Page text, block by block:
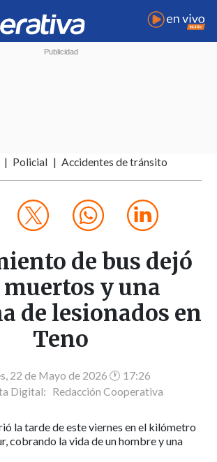
Policial Accidentes de tránsito
de bus dejó
muertos y una
de lesionados en
Teno
22 de Mayo de 2026 🕐 17:26
Digital: Redacción Cooperativa
la tarde de este viernes en el kilómetro
cobrando la vida de un hombre y una